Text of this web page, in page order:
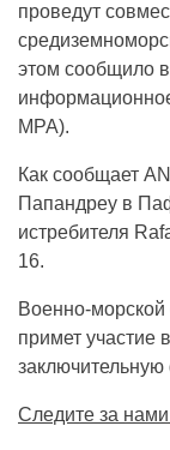
проведут
этом сообщило
MPA).
Как сообщает
Папандреу в
истребителя
16.
Военно-
примет участие
заключительную
Следите за